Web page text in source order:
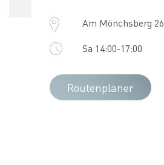
Am Mönchsberg 26
Sa 14:00-17:00
Routenplaner